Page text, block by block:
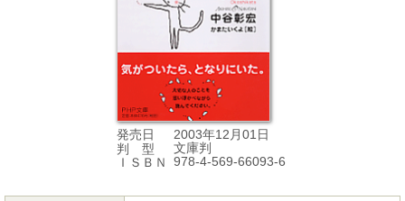
発売日
2003年12月01日
判 型
文庫判
ＩＳＢＮ
978-4-569-66093-6